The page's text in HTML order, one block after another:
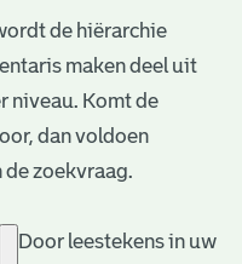
de hiërarchie
maken deel uit
niveau. Komt de
dan voldoen
zoekvraag.
Door leestekens in uw